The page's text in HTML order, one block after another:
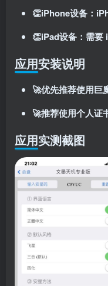
👏iPhone设备：
👏iPad设备：需要
应用安装说明
🚀优先推荐使用巨
🚀推荐使用个人证
应用实测截图